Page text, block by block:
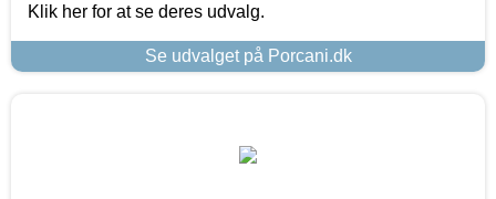
Klik her for at se deres udvalg.
Se udvalget på Porcani.dk